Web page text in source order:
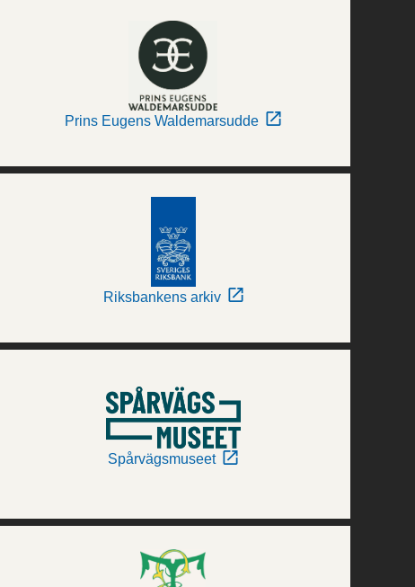
Prins Eugens Waldemarsudde
Riksbankens arkiv
Spårvägsmuseet